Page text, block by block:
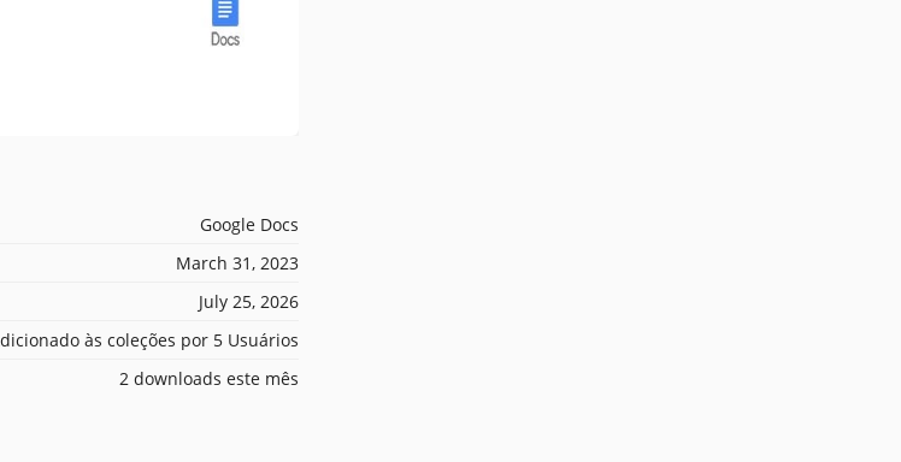
Google Docs
March 31, 2023
July 25, 2026
às coleções por 5 Usuários
2 downloads este mês